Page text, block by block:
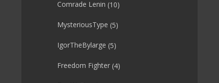
Comrade Lenin (10)
MysteriousType (5)
IgorTheBylarge (5)
Freedom Fighter (4)